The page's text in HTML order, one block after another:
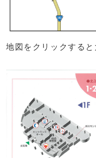
地図をクリックする